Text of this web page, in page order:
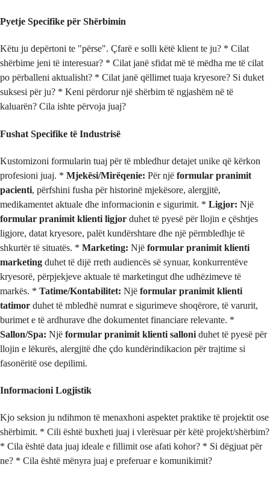
Pyetje Specifike për Shërbimin
Këtu ju depërtoni te "përse". Çfarë e solli këtë klient te ju? * Cilat
shërbime jeni të interesuar? * Cilat janë sfidat më të mëdha me të cilat
po përballeni aktualisht? * Cilat janë qëllimet tuaja kryesore? Si duket
suksesi për ju? * Keni përdorur një shërbim të ngjashëm në të
kaluarën? Cila ishte përvoja juaj?
Fushat Specifike të Industrisë
Kustomizoni formularin tuaj për të mbledhur detajet unike që kërkon
profesioni juaj. * Mjekësi/Mirëqenie: Për një formular pranimit
pacienti, përfshini fusha për historinë mjekësore, alergjitë,
medikamentet aktuale dhe informacionin e sigurimit. * Ligjor: Një
formular pranimit klienti ligjor duhet të pyesë për llojin e çështjes
ligjore, datat kryesore, palët kundërshtare dhe një përmbledhje të
shkurtër të situatës. * Marketing: Një formular pranimit klienti
marketing duhet të dijë rreth audiencës së synuar, konkurrentëve
kryesorë, përpjekjeve aktuale të marketingut dhe udhëzimeve të
markës. * Tatime/Kontabilitet: Një formular pranimit klienti
tatimor duhet të mbledhë numrat e sigurimeve shoqërore, të varurit,
burimet e të ardhurave dhe dokumentet financiare relevante. *
Sallon/Spa: Një formular pranimit klienti salloni duhet të pyesë për
llojin e lëkurës, alergjitë dhe çdo kundërindikacion për trajtime si
fasonëritë ose depilimi.
Informacioni Logjistik
Kjo seksion ju ndihmon të menaxhoni aspektet praktike të projektit ose
shërbimit. * Cili është buxheti juaj i vlerësuar për këtë projekt/shërbim?
* Cila është data juaj ideale e fillimit ose afati kohor? * Si dëgjuat për
ne? * Cila është mënyra juaj e preferuar e komunikimit?